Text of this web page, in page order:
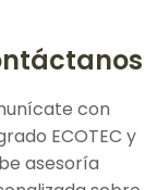
con
ECOTEC y
asesoría